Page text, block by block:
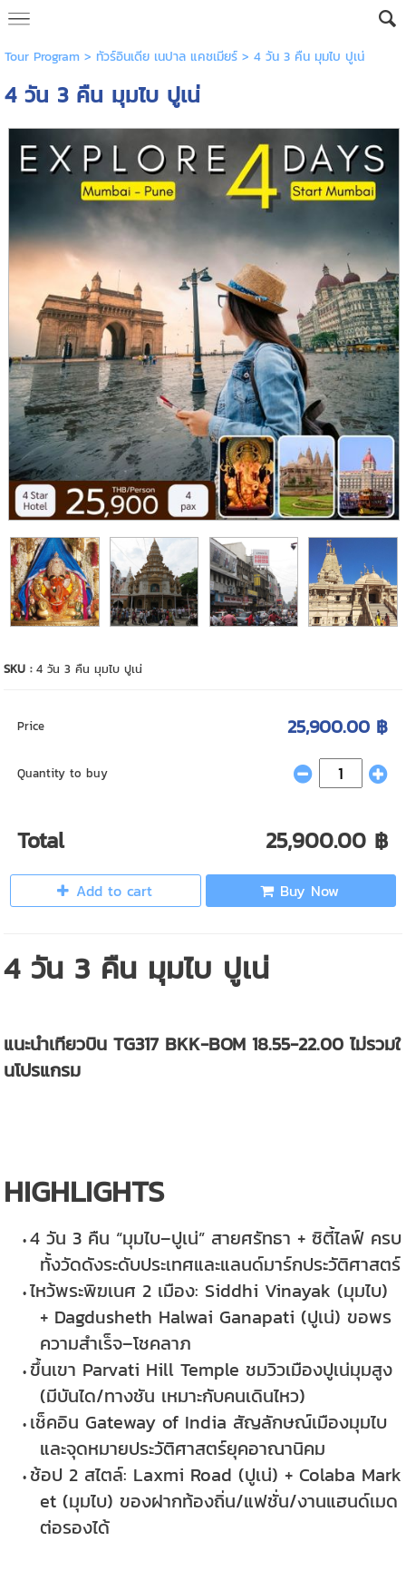
Tour Program> ทัวร์อินเดีย เนปาล แคชเมียร์> 4 วัน 3 คืน มุมไบ ปูเน่
4 วัน 3 คืน มุมไบ ปูเน่
SKU :4 วัน 3 คืน มุมไบ ปูเน่
Price 25,900.00 ฿
Quantity to buy
Total 25,900.00 ฿
Add to cart Buy Now
4 วัน 3 คืน มุมไบ ปูเน่
แนะนำเทียวบิน TG317 BKK-BOM 18.55-22.00 ไม่รวมใ
นโปรแกรม
HIGHLIGHTS
4 วัน 3 คืน “มุมไบ–ปูเน่” สายศรัทธา + ซิตี้ไลฟ์ ครบ
ทั้งวัดดังระดับประเทศและแลนด์มาร์กประวัติศาสตร์
ไหว้พระพิฆเนศ 2 เมือง: Siddhi Vinayak (มุมไบ)
+ Dagdusheth Halwai Ganapati (ปูเน่) ขอพร
ความสำเร็จ–โชคลาภ
ขึ้นเขา Parvati Hill Temple ชมวิวเมืองปูเน่มุมสูง
(มีบันได/ทางชัน เหมาะกับคนเดินไหว)
เช็คอิน Gateway of India สัญลักษณ์เมืองมุมไบ
และจุดหมายประวัติศาสตร์ยุคอาณานิคม
ช้อป 2 สไตล์: Laxmi Road (ปูเน่) + Colaba Mark
et (มุมไบ) ของฝากท้องถิ่น/แฟชั่น/งานแฮนด์เมด
ต่อรองได้